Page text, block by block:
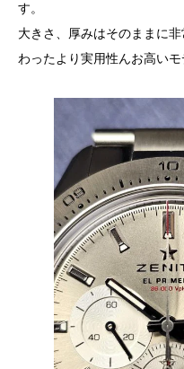
す。
大きさ、厚みはそのままに
わったより実用性んお高いモ